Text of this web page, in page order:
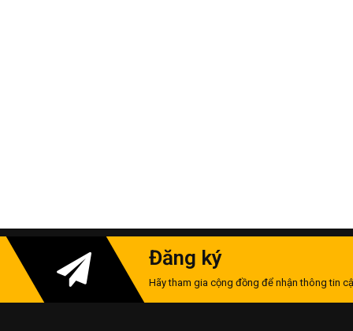
Đăng ký
Hãy tham gia cộng đồng để nhận thông tin